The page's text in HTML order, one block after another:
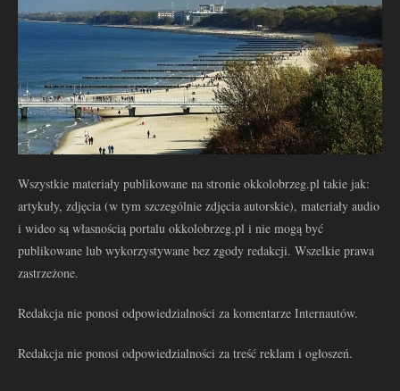
Wszystkie materiały publikowane na stronie okkolobrzeg.pl takie jak:
artykuły, zdjęcia (w tym szczególnie zdjęcia autorskie), materiały audio
i wideo są własnością portalu okkolobrzeg.pl i nie mogą być
publikowane lub wykorzystywane bez zgody redakcji. Wszelkie prawa
zastrzeżone.
Redakcja nie ponosi odpowiedzialności za komentarze Internautów.
Redakcja nie ponosi odpowiedzialności za treść reklam i ogłoszeń.